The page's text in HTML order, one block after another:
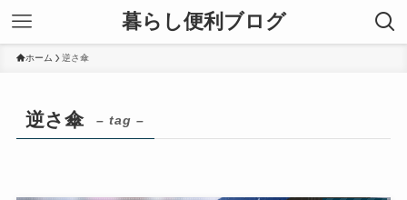
暮らし便利ブログ
ホーム 逆さ傘
逆さ傘 – tag –